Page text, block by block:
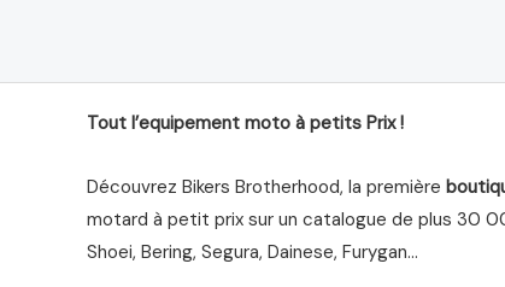
Tout l’equipement moto à petits Prix !
Découvrez Bikers Brotherhood, la première
motard à petit prix sur un catalogue de plus 30
Shoei, Bering, Segura, Dainese, Furygan…